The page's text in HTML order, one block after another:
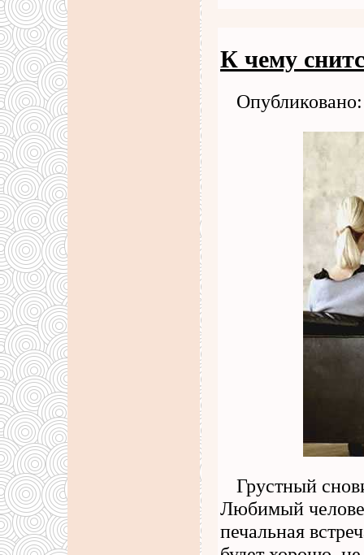
К чему
Грустный
Любимый
печальная